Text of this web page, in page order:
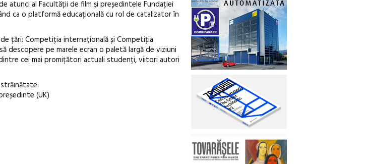
atunci al Facultății de film și președintele Fundației
ca o platformă educațională cu rol de catalizator în
țări: Competiția internațională și Competiția
descopere pe marele ecran o paletă largă de viziuni
cei mai promițători actuali studenți, viitori autori
(UK)